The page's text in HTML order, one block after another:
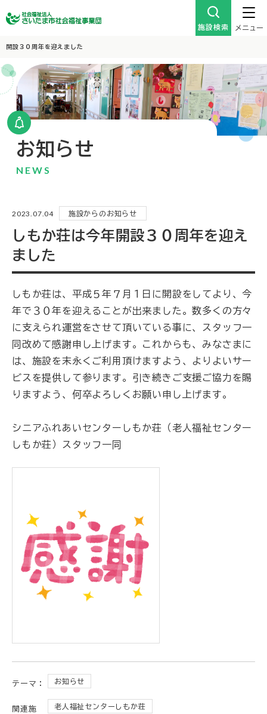
施設検索 メニュー
開設３０周年を迎えました
お知らせ
NEWS
2023.07.04 施設からのお知らせ
しもか荘は今年開設３０周年を迎え
ました
しもか荘は、平成５年７月１日に開設をしてより、今
年で３０年を迎えることが出来ました。数多くの方々
に支えられ運営をさせて頂いている事に、スタッフ一
同改めて感謝申し上げます。これからも、みなさまに
は、施設を末永くご利用頂けますよう、よりよいサー
ビスを提供して参ります。引き続きご支援ご協力を賜
りますよう、何卒よろしくお願い申し上げます。
シニアふれあいセンターしもか荘（老人福祉センター
しもか荘）スタッフ一同
テーマ： お知らせ
関連施
老人福祉センターしもか荘